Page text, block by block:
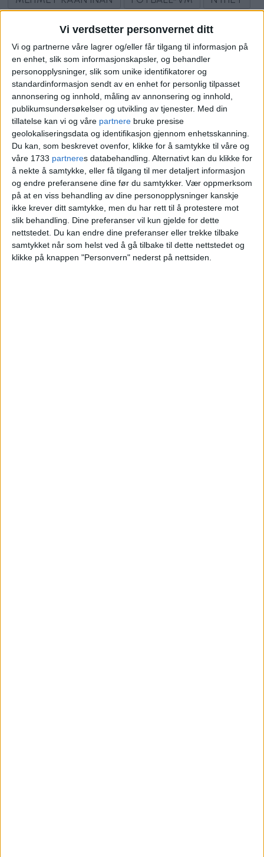
Vi verdsetter personvernet ditt
Vi og partnerne våre lagrer og/eller får tilgang til informasjon på
en enhet, slik som informasjonskapsler, og behandler
personopplysninger, slik som unike identifikatorer og
standardinformasjon sendt av en enhet for personlig tilpasset
annonsering og innhold, måling av annonsering og innhold,
publikumsundersøkelser og utvikling av tjenester. Med din
tillatelse kan vi og våre partnere bruke presise
geolokaliseringsdata og identifikasjon gjennom enhetsskanning.
Du kan, som beskrevet ovenfor, klikke for å samtykke til våre og
våre 1733 partneres databehandling. Alternativt kan du klikke for
å nekte å samtykke, eller få tilgang til mer detaljert informasjon
og endre preferansene dine før du samtykker. Vær oppmerksom
på at en viss behandling av dine personopplysninger kanskje
ikke krever ditt samtykke, men du har rett til å protestere mot
slik behandling. Dine preferanser vil kun gjelde for dette
nettstedet. Du kan endre dine preferanser eller trekke tilbake
samtykket når som helst ved å gå tilbake til dette nettstedet og
klikke på knappen "Personvern" nederst på nettsiden.